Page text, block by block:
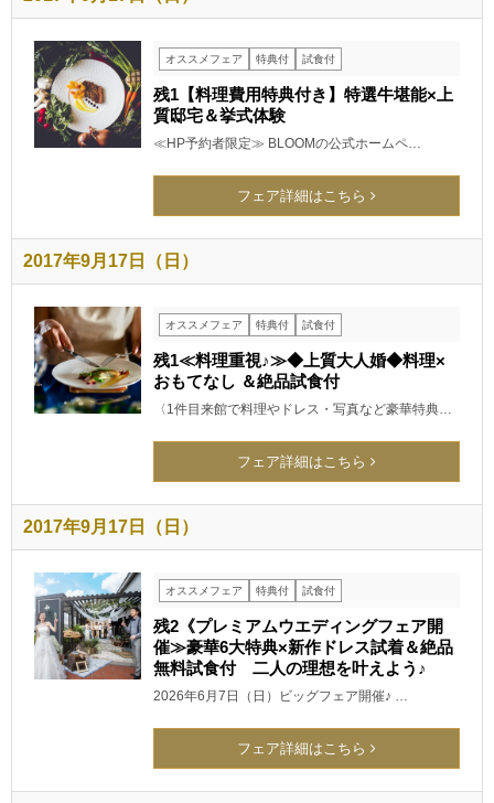
オススメフェア 特典付 試食付
残1【料理費用特典付き】特選牛堪能×上
質邸宅＆挙式体験
≪HP予約者限定≫ BLOOMの公式ホームペ…
フェア詳細はこちら
2017年9月17日（日）
オススメフェア 特典付 試食付
残1≪料理重視♪≫◆上質大人婚◆料理×
おもてなし ＆絶品試食付
〈1件目来館で料理やドレス・写真など豪華特典…
フェア詳細はこちら
2017年9月17日（日）
オススメフェア 特典付 試食付
残2《プレミアムウエディングフェア開
催≫豪華6大特典×新作ドレス試着＆絶品
無料試食付 二人の理想を叶えよう♪
2026年6月7日（日）ビッグフェア開催♪ …
フェア詳細はこちら